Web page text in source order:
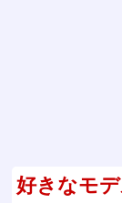
好きなモ